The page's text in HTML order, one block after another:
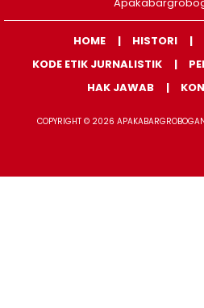
HOME HISTORI
KODE ETIK JURNALISTIK
HAK JAWAB
COPYRIGHT © 2026